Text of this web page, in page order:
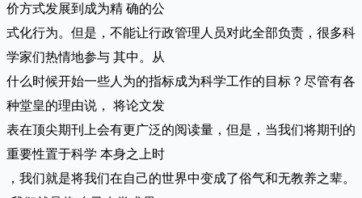
价方式发展到成为精 确的公
式化行为。但是，不能让行政管理人员对此全部负责，很多科
学家们热情地参与 其中。从
什么时候开始一些人为的指标成为科学工作的目标？尽管有各
种堂皇的理由说， 将论文发
表在顶尖期刊上会有更广泛的阅读量，但是，当我们将期刊的
重要性置于科学 本身之上时
，我们就是将我们在自己的世界中变成了俗气和无教养之辈。